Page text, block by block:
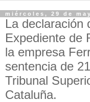
miércoles, 29 de
La declaración
Expediente de
la empresa
sentencia de
Tribunal
Cataluña.